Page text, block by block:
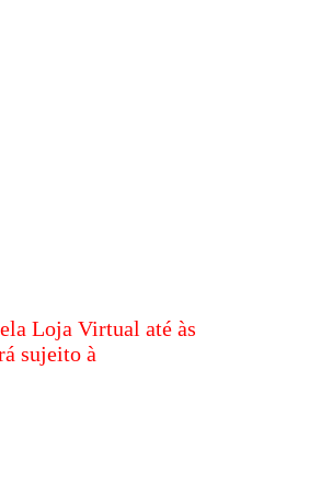
Loja Virtual até às
sujeito à